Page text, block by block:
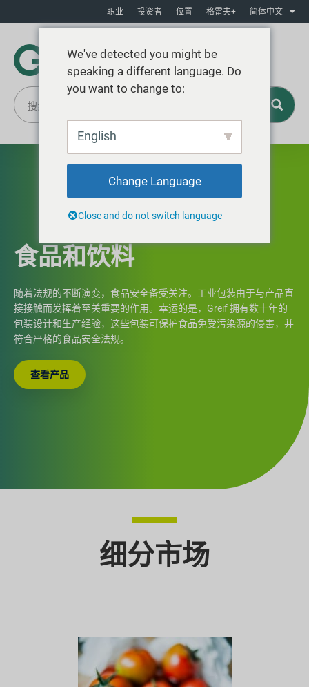
职业 投资者 位置 格雷夫+ 简体中文
食品和饮料
随着法规的不断演变，食品安全备受关注。工业包装由于与产品直
接接触而发挥着至关重要的作用。幸运的是，Greif 拥有数十年的
包装设计和生产经验，这些包装可保护食品免受污染源的侵害，并
符合严格的食品安全法规。
查看产品
细分市场
We've detected you might be
speaking a different language. Do
you want to change to:
English
Change Language
Close and do not switch language